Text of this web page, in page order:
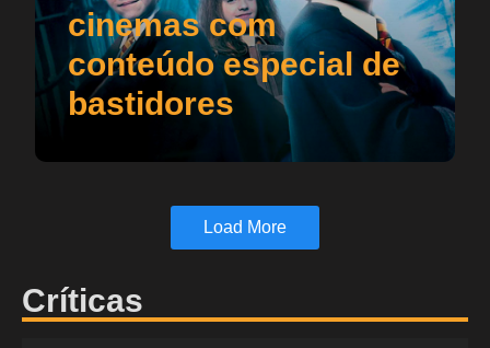
cinemas com
conteúdo especial de
bastidores
Load More
Críticas